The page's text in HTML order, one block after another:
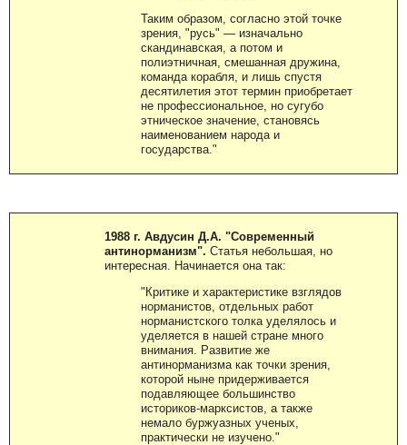
Таким образом, согласно этой точке
зрения, "русь" — изначально
скандинавская, а потом и
полиэтничная, смешанная дружина,
команда корабля, и лишь спустя
десятилетия этот термин приобретает
не профессиональное, но сугубо
этническое значение, становясь
наименованием народа и
государства."
1988 г. Авдусин Д.А. "Современный
антинорманизм". Статья небольшая, но
интересная. Начинается она так:
"Критике и характеристике взглядов
норманистов, отдельных работ
норманистского толка уделялось и
уделяется в нашей стране много
внимания. Развитие же
антинорманизма как точки зрения,
которой ныне придерживается
подавляющее большинство
историков-марксистов, а также
немало буржуазных ученых,
практически не изучено."